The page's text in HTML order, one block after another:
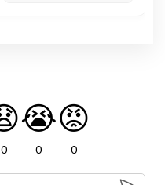
0
😭
0
😡
0